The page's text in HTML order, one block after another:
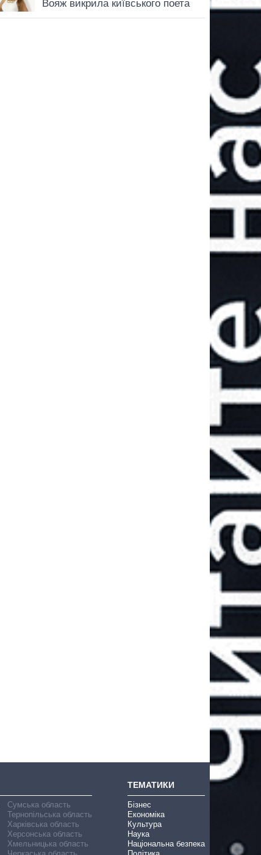
Сумська область
Тернопільська область
Харківська область
Херсонська область
Хмельницька область
ТЕМАТИКИ
Бізнес
Економіка
Культура
Наука
Національна безпека